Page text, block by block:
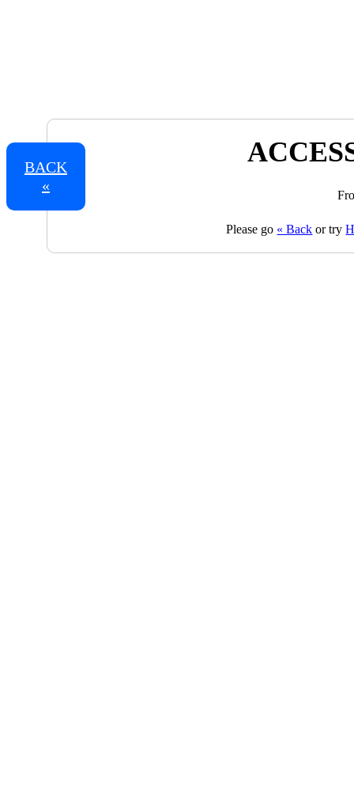
BACK
«
Please go « Back or try